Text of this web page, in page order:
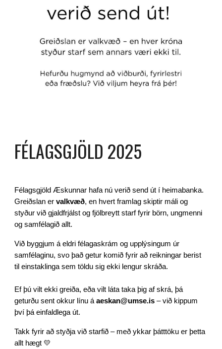
FÉLAGSGJÖLD 2025
Félagsgjöld Æskunnar hafa nú verið send út í heimabanka.
Greiðslan ervalkvæð, en hvert framlag skiptir máli og
styður við gjaldfrjálst og fjölbreytt starf fyrir börn, ungmenni
og samfélagið allt.
Við byggjum á eldri félagaskrám og upplýsingum úr
samfélaginu, svo það getur komið fyrir að reikningar berist
til einstaklinga sem töldu sig ekki lengur skráða.
Ef þú vilt ekki greiða, eða vilt láta taka þig af skrá, þá
geturðu sent okkur línu áaeskan@umse.is – við kippum
því þá einfaldlega út.
Takk fyrir að styðja við starfið – með ykkar þátttöku er þetta
allt hægt 💛